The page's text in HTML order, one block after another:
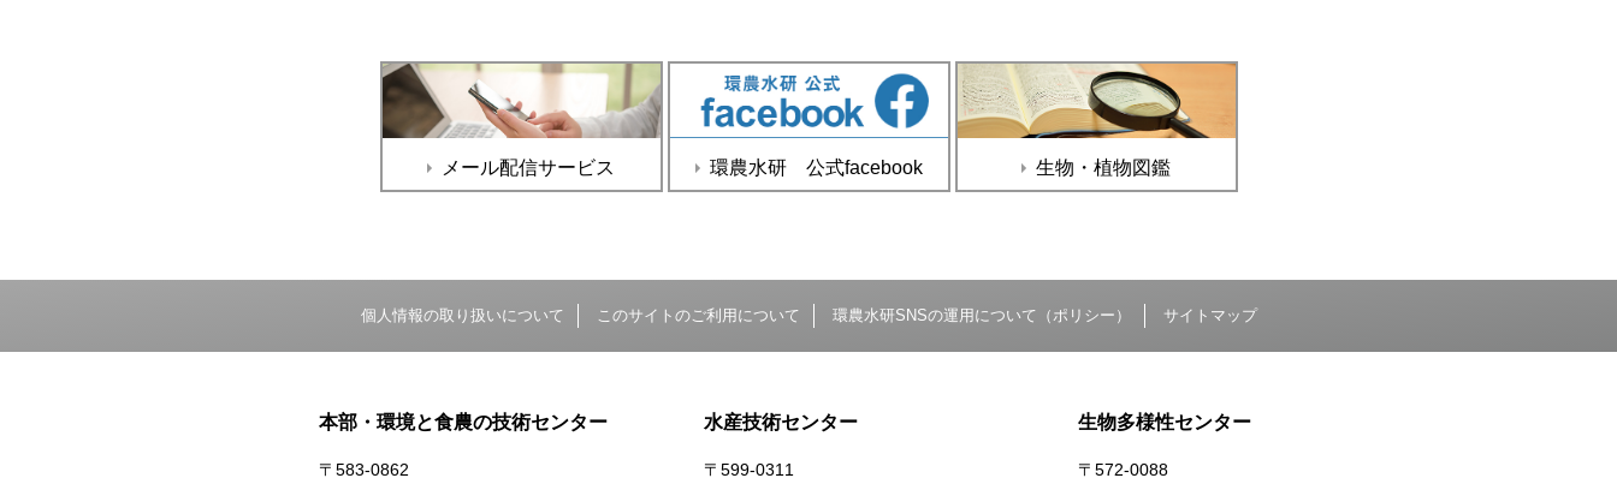
メール配信サービス 環農水研 公式facebook 生物・植物図鑑
個人情報の取り扱いについて このサイトのご利用について 環農水研SNSの運用について（ポリシー） サイトマップ
本部・環境と食農の技術センター
〒583-0862
水産技術センター
〒599-0311
生物多様性センター
〒572-0088